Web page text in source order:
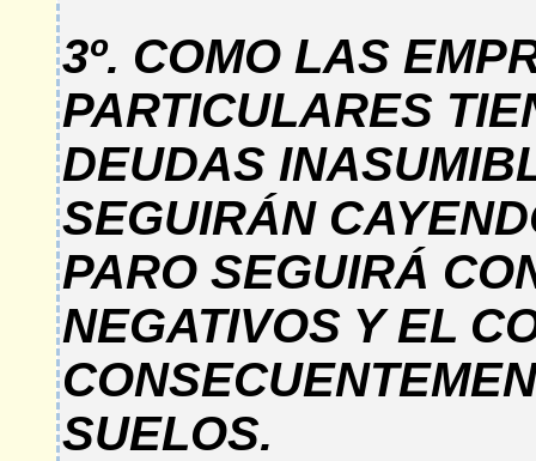
3º. COMO LAS
PARTICULARES
DEUDAS
SEGUIRÁN
PARO SEGUIRÁ
NEGATIVOS Y EL
SUELOS.